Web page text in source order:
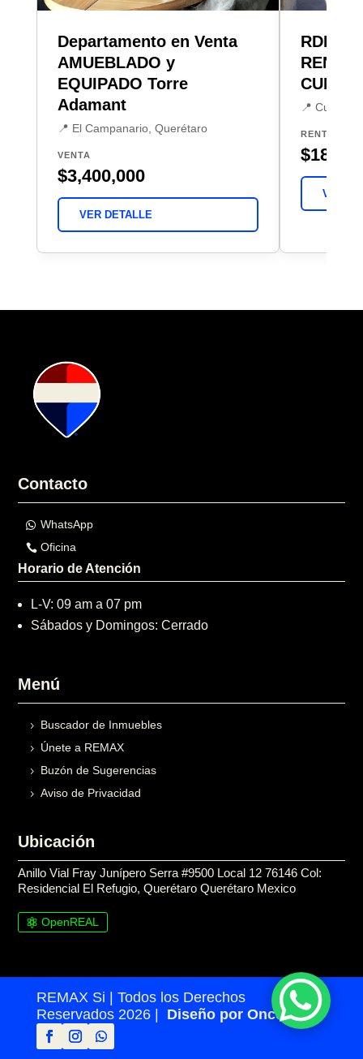
Departamento en Venta
AMUEBLADO y
EQUIPADO Torre
Adamant
📍 El Campanario, Querétaro
VENTA
$3,400,000
VER DETALLE
RDR
RENTA
📍
RENTA
$18,500
VER
Contacto
WhatsApp
Oficina
Horario de Atención
L-V: 09 am a 07 pm
Sábados y Domingos: Cerrado
Menú
Buscador de Inmuebles
Únete a REMAX
Buzón de Sugerencias
Aviso de Privacidad
Ubicación
Anillo Vial Fray Junípero Serra #9500 Local 12 76146 Col:
Residencial El Refugio, Querétaro Querétaro Mexico
OpenREAL
REMAX Si | Todos los Derechos
Reservados 2026 | Diseño por Once24